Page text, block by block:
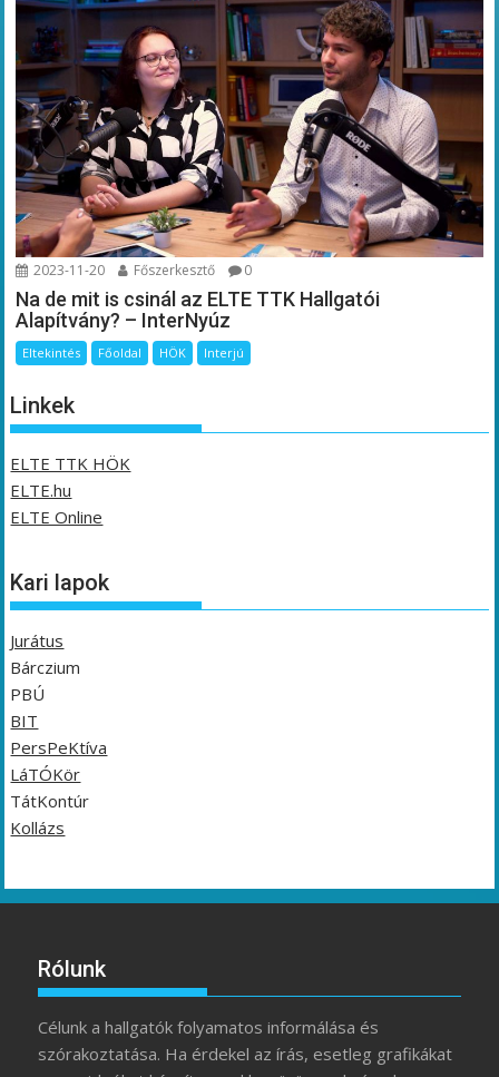
2023-11-20 Főszerkesztő 0
Na de mit is csinál az ELTE TTK Hallgatói
Alapítvány? – InterNyúz
Eltekintés Főoldal HÖK Interjú
Linkek
ELTE TTK HÖK
ELTE.hu
ELTE Online
Kari lapok
Jurátus
Bárczium
PBÚ
BIT
PersPeKtíva
LáTÓKör
TátKontúr
Kollázs
Rólunk
Célunk a hallgatók folyamatos informálása és
szórakoztatása. Ha érdekel az írás, esetleg grafikákat